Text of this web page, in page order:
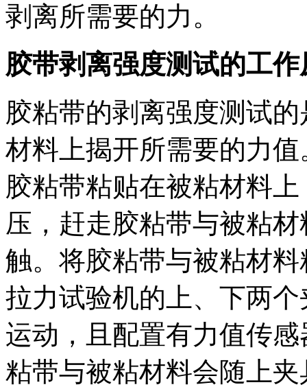
剥离所需要的力。
胶带剥离强度测试的工
胶粘带的剥离强度测试
材料上揭开所需要的力
胶粘带粘贴在被粘材料
压，赶走胶粘带与被粘
触。将胶粘带与被粘材
拉力试验机的上、下两
运动，且配置有力值传
粘带与被粘材料会随上